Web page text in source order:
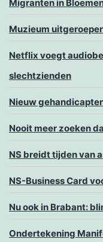
Migranten in
Muzieum
Netflix voegt
slechtzienden
Nieuw
Nooit meer zoeken
NS breidt tijden van
NS-Business Card
Nu ook in Brabant:
Ondertekening